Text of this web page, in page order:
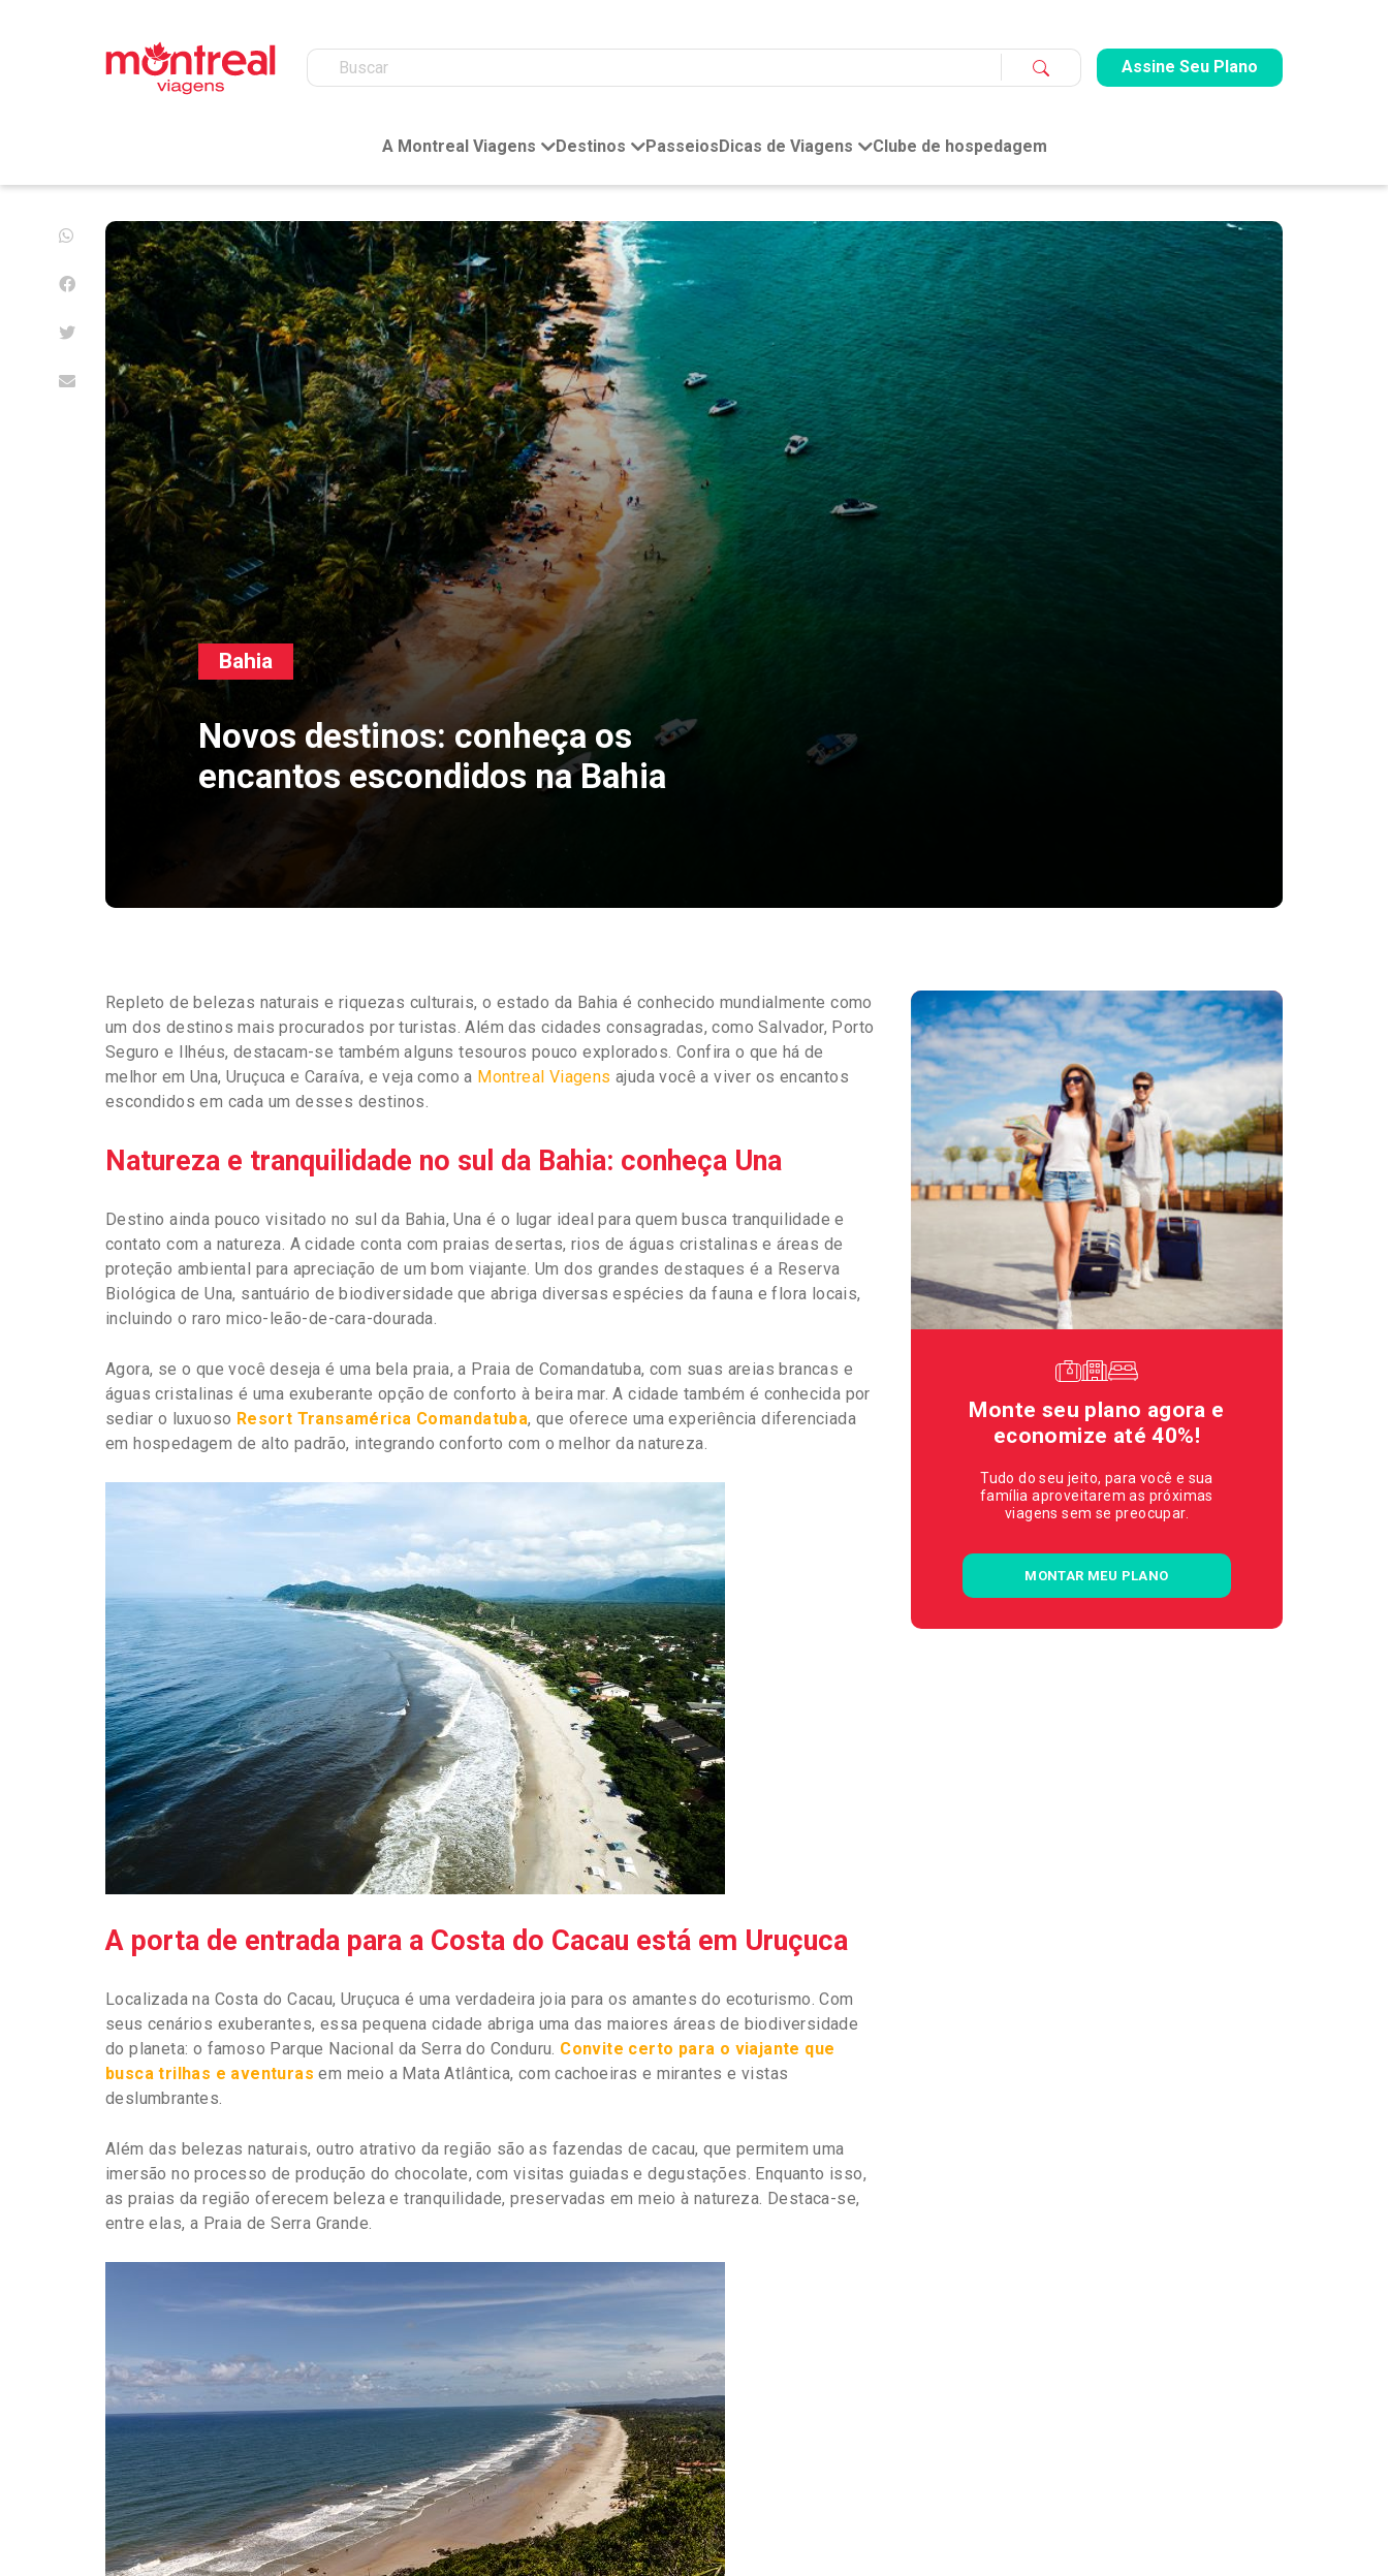
Assine Seu Plano
A Montreal Viagens Destinos Passeios Dicas de Viagens Clube de hospedagem
Bahia
Novos destinos: conheça os
encantos escondidos na Bahia
Repleto de belezas naturais e riquezas culturais, o estado da Bahia é conhecido mundialmente como
um dos destinos mais procurados por turistas. Além das cidades consagradas, como Salvador, Porto
Seguro e Ilhéus, destacam-se também alguns tesouros pouco explorados. Confira o que há de
melhor em Una, Uruçuca e Caraíva, e veja como a Montreal Viagens ajuda você a viver os encantos
escondidos em cada um desses destinos.
Natureza e tranquilidade no sul da Bahia: conheça Una
Destino ainda pouco visitado no sul da Bahia, Una é o lugar ideal para quem busca tranquilidade e
contato com a natureza. A cidade conta com praias desertas, rios de águas cristalinas e áreas de
proteção ambiental para apreciação de um bom viajante. Um dos grandes destaques é a Reserva
Biológica de Una, santuário de biodiversidade que abriga diversas espécies da fauna e flora locais,
incluindo o raro mico-leão-de-cara-dourada.
Agora, se o que você deseja é uma bela praia, a Praia de Comandatuba, com suas areias brancas e
águas cristalinas é uma exuberante opção de conforto à beira mar. A cidade também é conhecida por
sediar o luxuoso Resort Transamérica Comandatuba, que oferece uma experiência diferenciada
em hospedagem de alto padrão, integrando conforto com o melhor da natureza.
A porta de entrada para a Costa do Cacau está em Uruçuca
Localizada na Costa do Cacau, Uruçuca é uma verdadeira joia para os amantes do ecoturismo. Com
seus cenários exuberantes, essa pequena cidade abriga uma das maiores áreas de biodiversidade
do planeta: o famoso Parque Nacional da Serra do Conduru. Convite certo para o viajante que
busca trilhas e aventuras em meio a Mata Atlântica, com cachoeiras e mirantes e vistas
deslumbrantes.
Além das belezas naturais, outro atrativo da região são as fazendas de cacau, que permitem uma
imersão no processo de produção do chocolate, com visitas guiadas e degustações. Enquanto isso,
as praias da região oferecem beleza e tranquilidade, preservadas em meio à natureza. Destaca-se,
entre elas, a Praia de Serra Grande.
Monte seu plano agora e
economize até 40%!
Tudo do seu jeito, para você e sua
família aproveitarem as próximas
viagens sem se preocupar.
MONTAR MEU PLANO